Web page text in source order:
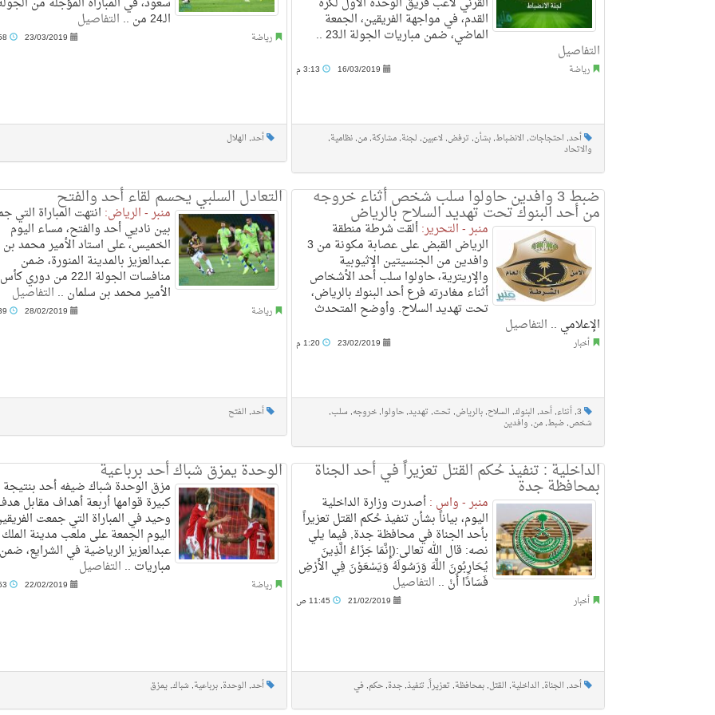
الـ24 من .. التفاصيل
رياضة 23/03/2019
أحد, الهلال
القدم، في مواجهة الفريقين، الجمعة
الماضي، ضمن مباريات الجولة الـ23 ..
التفاصيل
رياضة 16/03/2019
أحد, احتجاجات, الانضباط,بشأن, ترفض,لاعبين, لجنة,مشاركة,من,نظامية,
والاتحاد
التعادل السلبي يحسم لقاء أحد والفتح
منبر - الرياض: انتهت المباراة التي
بين ناديي أحد والفتح، مساء اليوم
الخميس، على استاد الأمير محمد بن
عبدالعزيز بالمدينة المنورة، ضمن
منافسات الجولة الـ22 من دوري كأس
الأمير محمد بن سلمان .. التفاصيل
رياضة 28/02/2019
أحد, الفتح
ضبط 3 وافدين حاولوا سلب شخص أثناء خروجه
من أحد البنوك تحت تهديد السلاح بالرياض
منبر - التحرير:ألقت شرطة منطقة
الرياض القبض على عصابة مكونة من 3
وافدين من الجنسيتين الإثيوبية
والإريترية، حاولوا سلب أحد الأشخاص
أثناء مغادرته فرع أحد البنوك بالرياض،
تحت تهديد السلاح. وأوضح المتحدث
الإعلامي .. التفاصيل
أخبار 23/02/2019 1:20 م
3
,أثناء,أحد, البنوك, السلاح,بالرياض, تحت, تهديد,حاولوا,خروجه, سلب,
شخص,ضبط,من, وافدين
الوحدة يمزق شباك أحد برباعية
مزق الوحدة شباك ضيفه أحد بنتيجة
كبيرة قوامها أربعة أهداف مقابل
وحيد في المباراة التي جمعت
اليوم الجمعة على ملعب مدينة الملك
عبدالعزيز الرياضية في الشرايع،
مباريات .. التفاصيل
رياضة 22/02/2019
أحد, الوحدة,برباعية, شباك,يمزق
الداخلية : تنفيذ حُكم القتل تعزيراً في أحد الجناة
بمحافظة جدة
منبر - واس :أصدرت وزارة الداخلية
اليوم، بياناً بشأن تنفيذ حُكم القتل تعزيراً
بأحد الجناة في محافظة جدة, فيما يلي
نصه: قال الله تعالى:(إِنَّمَا جَزَاءُ الَّذِينَ
يُحَارِبُونَ اللَّهَ وَرَسُولَهُ وَيَسْعَوْنَ فِي الأَرْضِ
فَسَادًا أَنْ .. التفاصيل
أخبار 21/02/2019
أحد, الجناة, الداخلية, القتل,بمحافظة, تعزيراً, تنفيذ,جدة,حكم,في